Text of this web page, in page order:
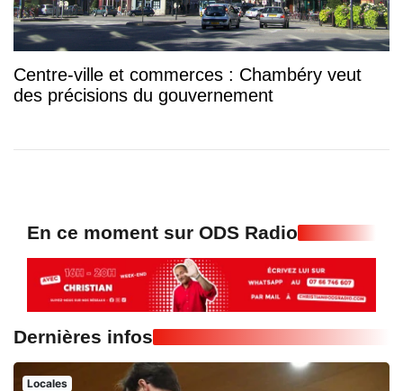
Centre-ville et commerces : Chambéry veut
des précisions du gouvernement
En ce moment sur ODS Radio
Dernières infos
Locales